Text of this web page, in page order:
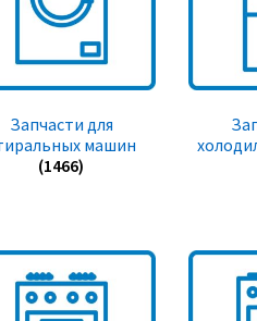
Запчасти для
машин
(1466)